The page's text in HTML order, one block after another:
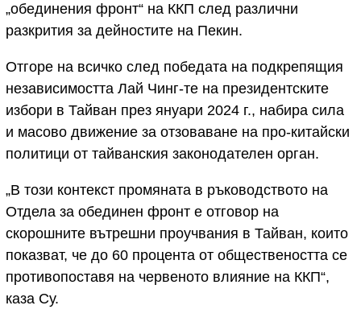
„обединения фронт“ на ККП след различни
разкрития за дейностите на Пекин.
Отгоре на всичко след победата на подкрепящия
независимостта Лай Чинг-те на президентските
избори в Тайван през януари 2024 г., набира сила
и масово движение за отзоваване на про-китайски
политици от тайванския законодателен орган.
„В този контекст промяната в ръководството на
Отдела за обединен фронт е отговор на
скорошните вътрешни проучвания в Тайван, които
показват, че до 60 процента от обществеността се
противопоставя на червеното влияние на ККП“,
каза Су.